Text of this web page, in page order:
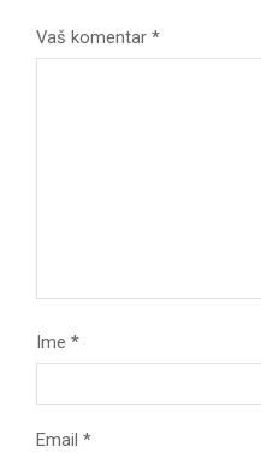
Vaš komentar *
Ime *
Email *